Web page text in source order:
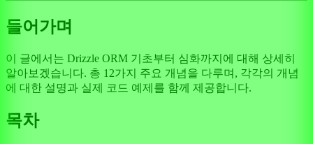
들어가며
이 글에서는 Drizzle ORM 기초부터 심화까지에 대해 상세히
알아보겠습니다. 총 12가지 주요 개념을 다루며, 각각의 개념
에 대한 설명과 실제 코드 예제를 함께 제공합니다.
목차